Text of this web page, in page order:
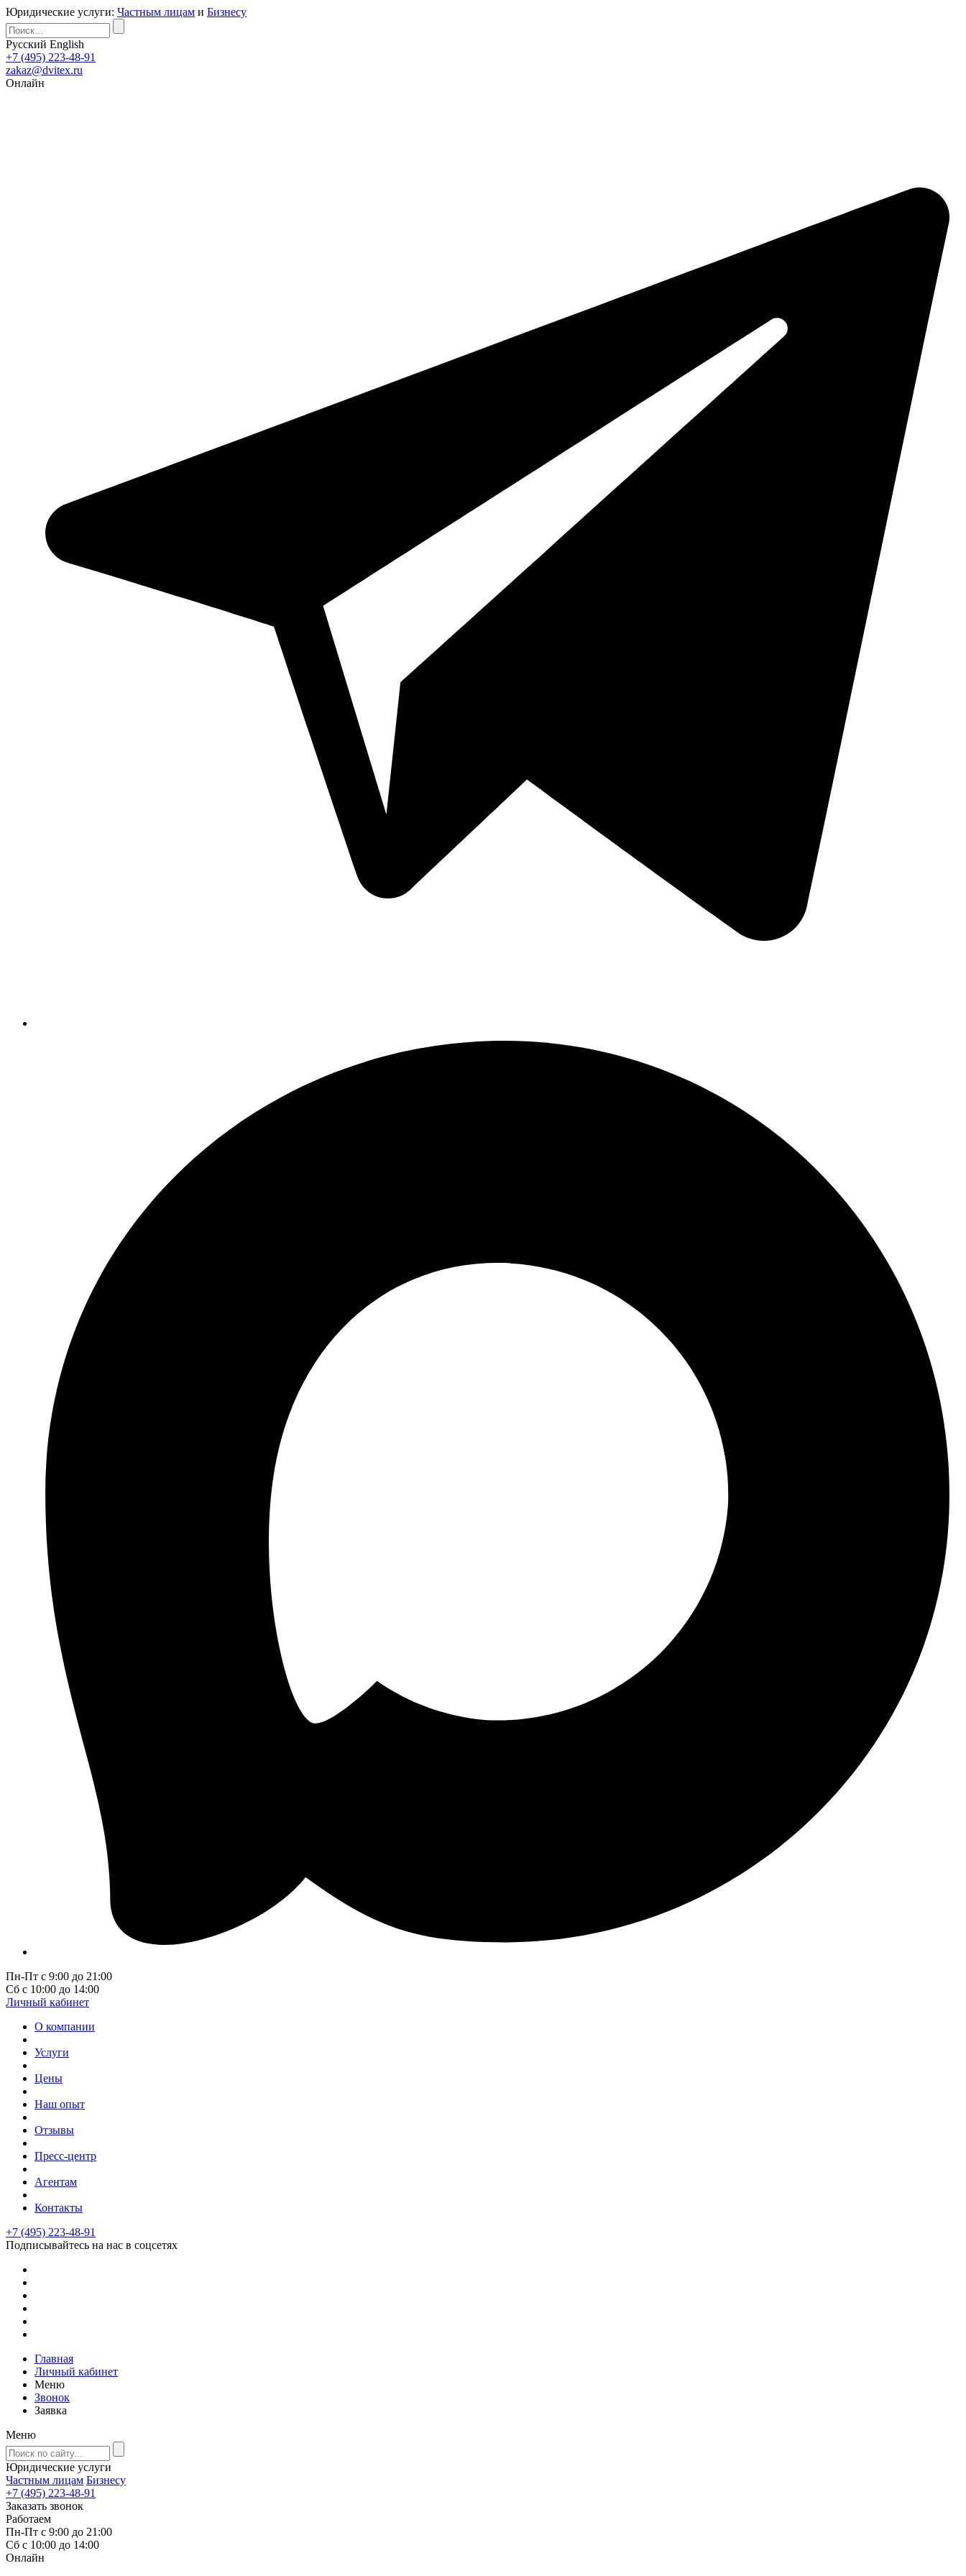
Юридические услуги: Частным лицам и Бизнесу
Русский English
+7 (495) 223-48-91
zakaz@dvitex.ru
Онлайн
Пн-Пт с 9:00 до 21:00
Сб с 10:00 до 14:00
Личный кабинет
О компании
Услуги
Цены
Наш опыт
Отзывы
Пресс-центр
Агентам
Контакты
+7 (495) 223-48-91
Подписывайтесь на нас в соцсетях
Главная
Личный кабинет
Меню
Звонок
Заявка
Меню
Юридические услуги
Частным лицам Бизнесу
+7 (495) 223-48-91
Заказать звонок
Работаем
Пн-Пт с 9:00 до 21:00
Сб с 10:00 до 14:00
Онлайн